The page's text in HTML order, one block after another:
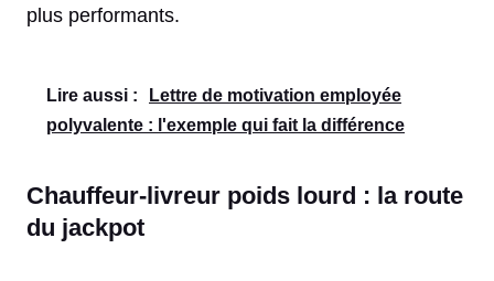
plus performants.
Lire aussi :
Lettre de motivation employée
polyvalente : l'exemple qui fait la différence
Chauffeur-livreur poids lourd : la route
du jackpot